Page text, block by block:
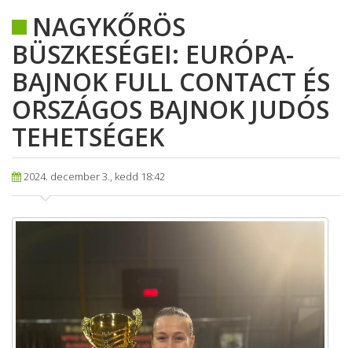
NAGYKŐRÖS
BÜSZKESÉGEI: EURÓPA-
BAJNOK FULL CONTACT ÉS
ORSZÁGOS BAJNOK JUDÓS
TEHETSÉGEK
2024. december 3., kedd 18:42